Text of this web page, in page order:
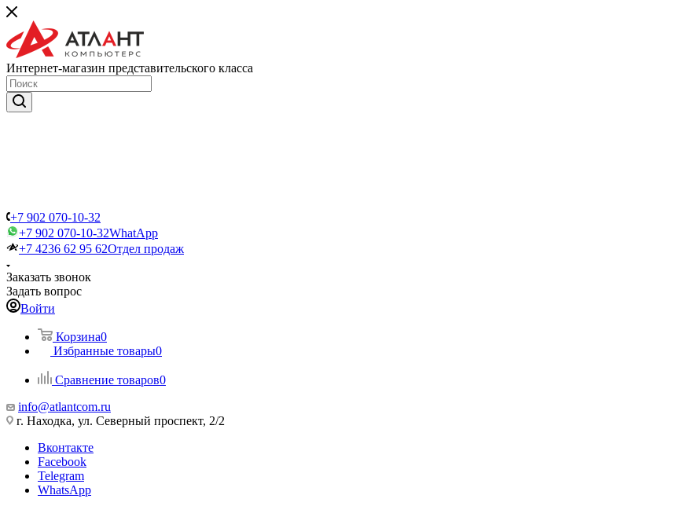
Интернет-магазин представительского класса
+7 902 070-10-32
+7 902 070-10-32WhatApp
+7 4236 62 95 62Отдел продаж
Заказать звонок
Задать вопрос
Войти
Корзина0
Избранные товары0
Сравнение товаров0
info@atlantcom.ru
г. Находка, ул. Северный проспект, 2/2
Вконтакте
Facebook
Telegram
WhatsApp